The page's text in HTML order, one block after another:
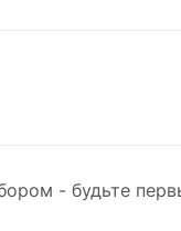
- будьте